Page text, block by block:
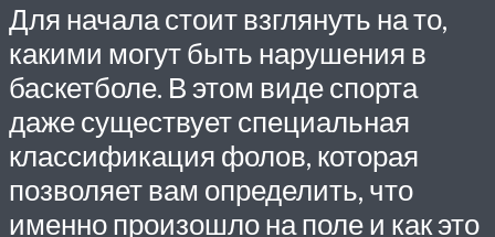
Для начала стоит взглянуть на то,
какими могут быть нарушения в
баскетболе. В этом виде спорта
даже существует специальная
классификация фолов, которая
позволяет вам определить, что
именно произошло на поле и как это